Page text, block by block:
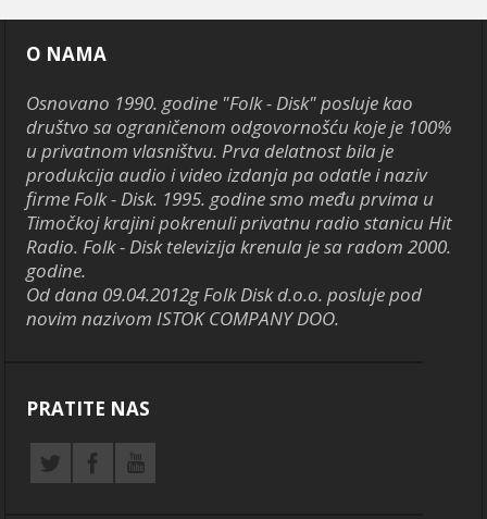
O NAMA
Osnovano 1990. godine "Folk - Disk" posluje kao
društvo sa ograničenom odgovornošću koje je 100%
u privatnom vlasništvu. Prva delatnost bila je
produkcija audio i video izdanja pa odatle i naziv
firme Folk - Disk. 1995. godine smo među prvima u
Timočkoj krajini pokrenuli privatnu radio stanicu Hit
Radio. Folk - Disk televizija krenula je sa radom 2000.
godine.
Od dana 09.04.2012g Folk Disk d.o.o. posluje pod
novim nazivom ISTOK COMPANY DOO.
PRATITE NAS